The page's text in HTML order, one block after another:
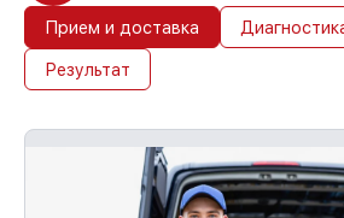
талон, мы устраним
повторно без очереди.
Прием и доставка
Результат